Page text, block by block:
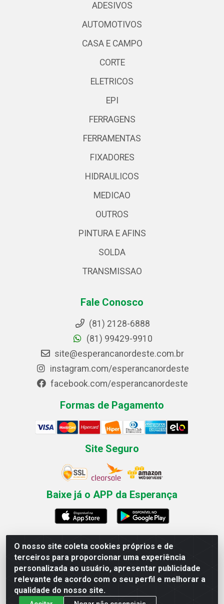
O nosso site coleta cookies próprios e de
terceiros para proporcionar uma experiência
personalizada ao usuário, apresentar publicidade
relevante de acordo com o seu perfil e melhorar a
qualidade do nosso site.
ADESIVOS
AUTOMOTIVOS
CASA E CAMPO
CORTE
ELETRICOS
EPI
FERRAGENS
FERRAMENTAS
FIXADORES
HIDRAULICOS
MEDICAO
OUTROS
PINTURA E AFINS
SOLDA
TRANSMISSAO
Fale Conosco
(81) 2128-6888
(81) 99429-9910
site@esperancanordeste.com.br
instagram.com/esperancanordeste
facebook.com/esperancanordeste
Formas de Pagamento
Site Seguro
Baixe já o APP da Esperança
Esperança Nordeste - Rua Professor Caldas Filho, 291 -
Estância - Recife / PE CEP: 50771-335 - CNPJ
03.666.136/0001-23